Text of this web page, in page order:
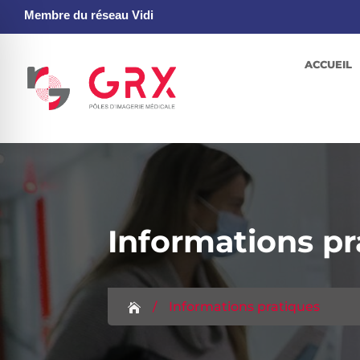
Membre du réseau Vidi
ACCUEIL
Informations
 / Informations pratiques